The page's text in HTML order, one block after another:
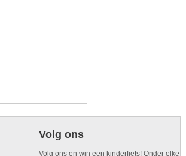
Volg ons
Volg ons en win een kinderfiets! Onder elke